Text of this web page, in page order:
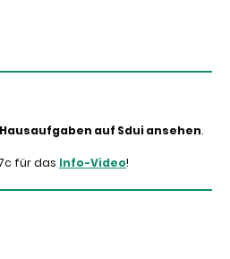
Hausaufgaben auf Sdui ansehen.
für das Info-Video!